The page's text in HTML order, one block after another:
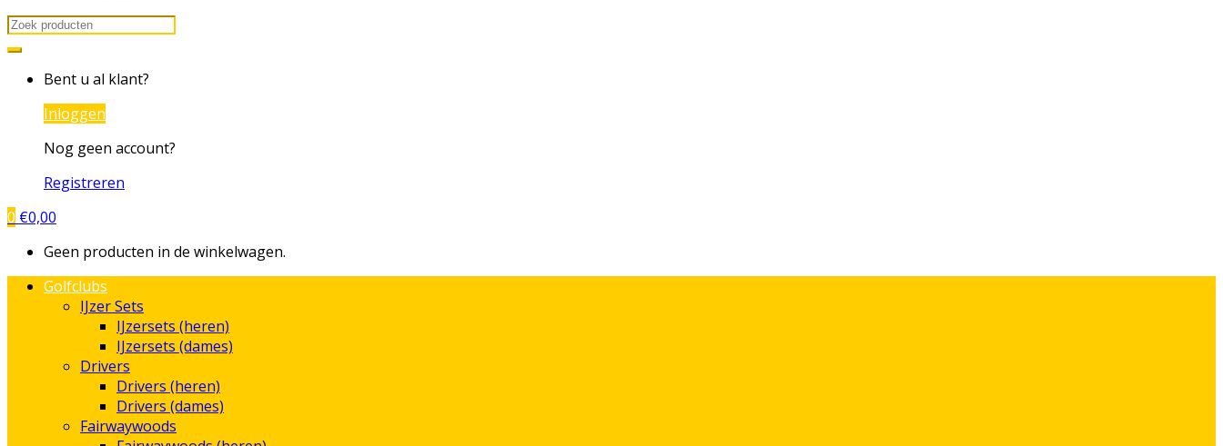
Search
for:
Bent u al klant?
Inloggen
Nog geen account?
Registreren
0 €0,00
Geen producten in de winkelwagen.
Golfclubs
IJzer Sets
IJzersets (heren)
IJzersets (dames)
Drivers
Drivers (heren)
Drivers (dames)
Fairwaywoods